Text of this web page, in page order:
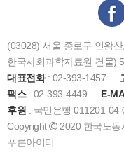
(03028) 서울 종로구 인왕
한국사회과학자료원 건물)
대표전화: 02-393-1457
팩스: 02-393-4449 E-
후원 : 국민은행 011201-
Copyright
2020 한국노동
푸른아이티